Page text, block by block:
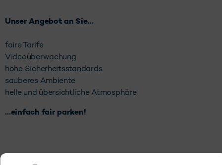
Unser Angebot an Sie…
faire Tarife
Videoüberwachung
hohe Sicherheitsstandards
sauberes Ambiente
helle und übersichtliche Atmosphäre
…einfach fair parken!